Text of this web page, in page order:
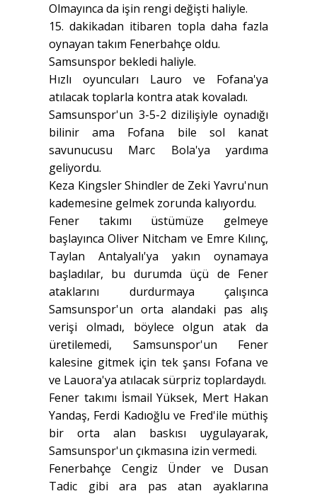
Olmayınca da işin rengi değişti haliyle.
15. dakikadan itibaren topla daha fazla
oynayan takım Fenerbahçe oldu.
Samsunspor bekledi haliyle.
Hızlı oyuncuları Lauro ve Fofana'ya
atılacak toplarla kontra atak kovaladı.
Samsunspor'un 3-5-2 dizilişiyle oynadığı
bilinir ama Fofana bile sol kanat
savunucusu Marc Bola'ya yardıma
geliyordu.
Keza Kingsler Shindler de Zeki Yavru'nun
kademesine gelmek zorunda kalıyordu.
Fener takımı üstümüze gelmeye
başlayınca Oliver Nitcham ve Emre Kılınç,
Taylan Antalyalı'ya yakın oynamaya
başladılar, bu durumda üçü de Fener
ataklarını durdurmaya çalışınca
Samsunspor'un orta alandaki pas alış
verişi olmadı, böylece olgun atak da
üretilemedi, Samsunspor'un Fener
kalesine gitmek için tek şansı Fofana ve
ve Lauora'ya atılacak sürpriz toplardaydı.
Fener takımı İsmail Yüksek, Mert Hakan
Yandaş, Ferdi Kadıoğlu ve Fred'ile müthiş
bir orta alan baskısı uygulayarak,
Samsunspor'un çıkmasına izin vermedi.
Fenerbahçe Cengiz Ünder ve Dusan
Tadic gibi ara pas atan ayaklarına